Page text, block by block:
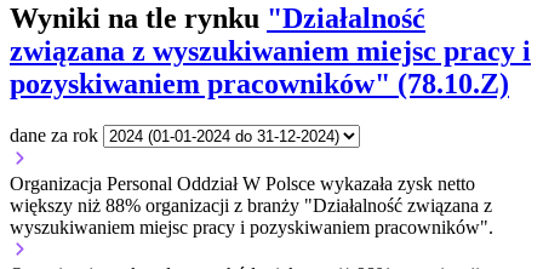
Wyniki na tle rynku "Działalność
związana z wyszukiwaniem miejsc pracy i
pozyskiwaniem pracowników" (78.10.Z)
dane za rok
Organizacja Personal Oddział W Polsce wykazała zysk netto
większy niż 88% organizacji z branży "Działalność związana z
wyszukiwaniem miejsc pracy i pozyskiwaniem pracowników".